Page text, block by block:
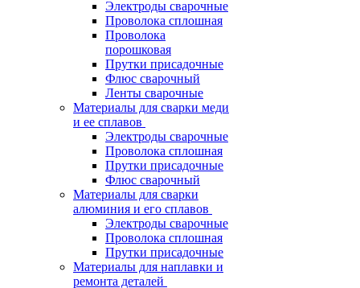
Электроды сварочные
Проволока сплошная
Проволока
порошковая
Прутки присадочные
Флюс сварочный
Ленты сварочные
Материалы для сварки меди
и ее сплавов
Электроды сварочные
Проволока сплошная
Прутки присадочные
Флюс сварочный
Материалы для сварки
алюминия и его сплавов
Электроды сварочные
Проволока сплошная
Прутки присадочные
Материалы для наплавки и
ремонта деталей